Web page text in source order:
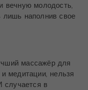
вечную молодость,
наполнив свое
массажёр для
медитации, нельзя
случается в